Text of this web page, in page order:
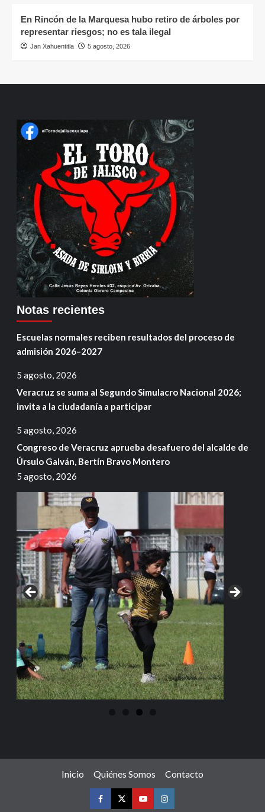
En Rincón de la Marquesa hubo retiro de árboles por
representar riesgos; no es tala ilegal
Jan Xahuentitla 5 agosto, 2026
Notas recientes
Escuelas normales reciben resultados del proceso de
admisión 2026–2027
5 agosto, 2026
Veracruz se suma al Segundo Simulacro Nacional 2026;
invita a la ciudadanía a participar
5 agosto, 2026
Congreso de Veracruz aprueba desafuero del alcalde de
Úrsulo Galván, Bertín Bravo Montero
5 agosto, 2026
Inicio Quiénes Somos Contacto